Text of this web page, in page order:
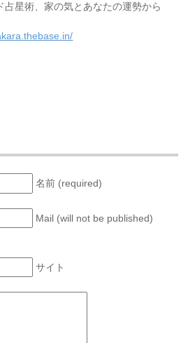
星術、家の気とあなたの運勢から
名前 (required)
Mail (will not be published)
サイト